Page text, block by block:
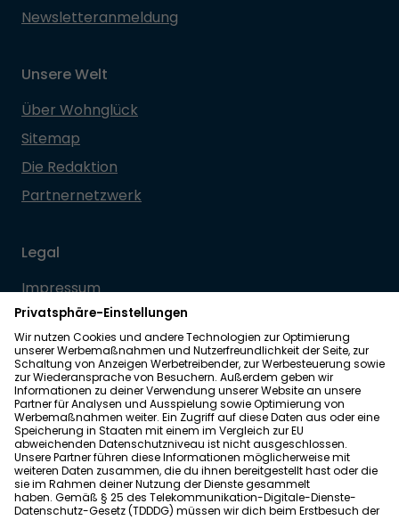
Newsletteranmeldung
Unsere Welt
Über Wohnglück
Sitemap
Die Redaktion
Partnernetzwerk
Legal
Impressum
Datenschutz
Allgemeine Geschäftsbedingungen
Barrierefreiheit